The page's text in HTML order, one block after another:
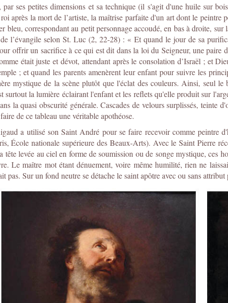
par ses petites dimensions et sa technique (il s'agit d'une huile sur
après la mort de l’artiste, la maîtrise parfaite d'un art dont le peintre
bleu, correspondant au petit personnage accoudé, en bas à droite,
l’évangile selon St. Luc (2, 22-28) : « Et quand le jour de sa
offrir un sacrifice à ce qui est dit dans la loi du Seigneur, une
était juste et dévot, attendant après le consolation d’Israël ; et
; et quand les parents amenèrent leur enfant pour suivre les
mystique de la scène plutôt que l'éclat des couleurs. Ainsi, seul
surtout la lumière éclairant l'enfant et les reflets qu'elle produit sur
la quasi obscurité générale. Cascades de velours surplissés, teinte
de ce tableau une véritable apothéose.
a utilisé son Saint André pour se faire recevoir comme peintre
École nationale supérieure des Beaux-Arts). Avec le Saint Pierre
tête levée au ciel en forme de soumission ou de songe mystique, ces
Le maître mot étant dénuement, voire même humilité, rien ne
pas. Sur un fond neutre se détache le saint apôtre avec ou sans